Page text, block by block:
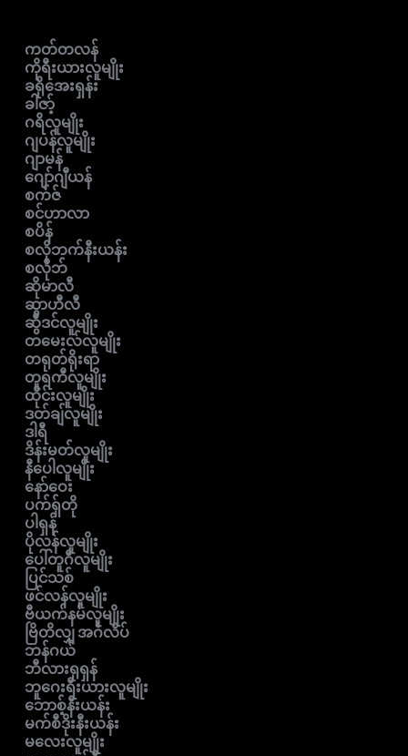
ကတ်တလန်
ကိုရီးယားလူမျိုး
ခရိုအေးရှန်း
ခါဇာ့်
ဂရိလူမျိုး
ဂျပန်လူမျိုး
ဂျာမန်
ဂျော်ဂျီယန်
စက်ဇ်
စင်ဟာလာ
စပိန်
စလိုဘက်နီးယန်း
စလိုဘ်
ဆိုမာလီ
ဆွာဟီလီ
ဆွီဒင်လူမျိုး
တမေးလ်လူမျိုး
တရုတ်ရိုးရာ
တူရကီလူမျိုး
ထိုင်းလူမျိုး
ဒတ်ချ်လူမျိုး
ဒါရီ
ဒိန်းမတ်လူမျိုး
နီပေါလူမျိုး
နော်ဝေး
ပက်ရှ်တို
ပါရှန်
ပိုလန်လူမျိုး
ပေါ်တူဂီလူမျိုး
ပြင်သစ်
ဖင်လန်လူမျိုး
ဗီယက်နမ်လူမျိုး
ဗြိတိလျှ အင်္ဂလိပ်
ဘန်ဂယ်
ဘီလားရုရှန်
ဘူဂေးရီးယားလူမျိုး
ဘောစ့်နီးယန်း
မက်စီဒိုးနီးယန်း
မလေးလူမျိုး